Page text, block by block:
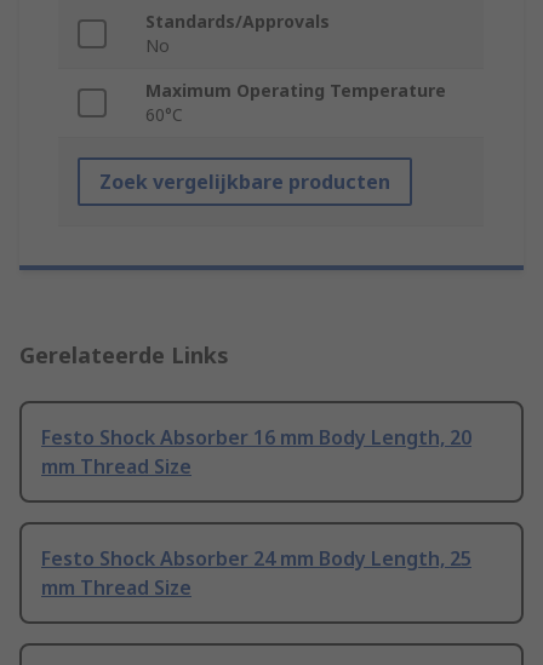
Standards/Approvals
No
Maximum Operating Temperature
60°C
Zoek vergelijkbare producten
Gerelateerde Links
Festo Shock Absorber 16 mm Body Length, 20
mm Thread Size
Festo Shock Absorber 24 mm Body Length, 25
mm Thread Size